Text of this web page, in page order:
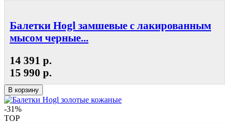
Балетки Hogl замшевые с лакированным
мысом черные...
14 391 р.
15 990 р.
В корзину
-31%
TOP